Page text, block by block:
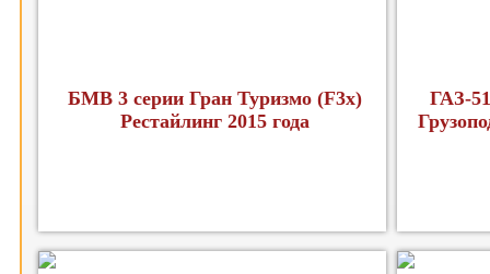
БМВ 3 серии Гран Туризмо (F3x)
Рестайлинг 2015 года
ГАЗ-